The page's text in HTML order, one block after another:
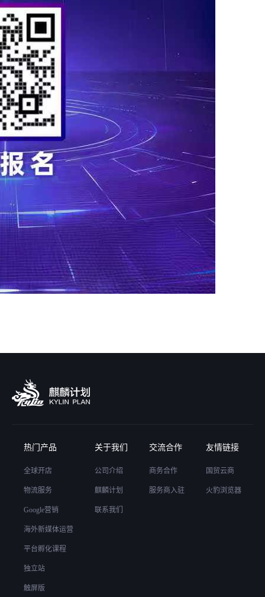
热门产品
全球开店
物流服务
Google营销
海外新媒体运营
平台孵化课程
独立站
触屏版
关于我们
公司介绍
麒麟计划
联系我们
交流合作
商务合作
服务商入驻
友情链接
国贸云商
火豹浏览器